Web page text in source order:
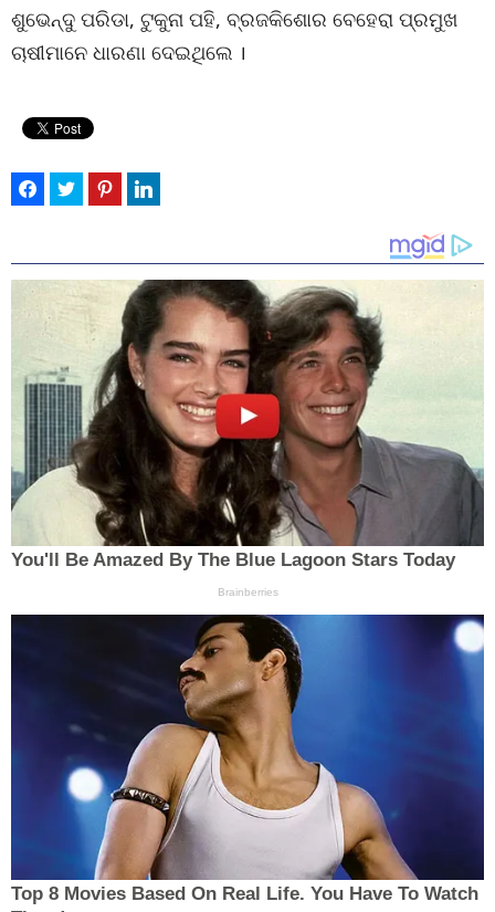
ଶୁଭେନ୍ଦୁ ପରିଡା, ଟୁକୁନା ପହି, ବ୍ରଜକିଶୋର ବେହେରା ପ୍ରମୁଖ
ଚାଷୀମାନେ ଧାରଣା ଦେଇଥିଲେ ।